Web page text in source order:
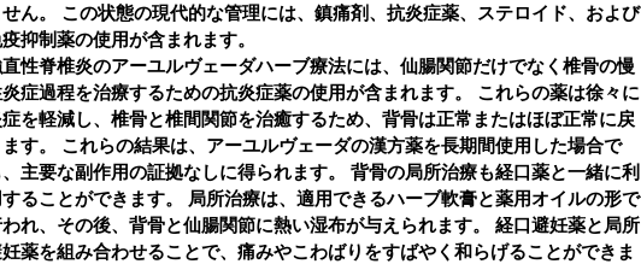
ん。
この状態の現代的な管理には、鎮痛剤、抗炎症薬、ステロイド、および
抑制薬の使用が含まれます。
性脊椎炎のアーユルヴェーダハーブ療法には、仙腸関節だけでなく椎骨の慢
症過程を治療するための抗炎症薬の使用が含まれます。
これらの薬は徐々に
を軽減し、椎骨と椎間関節を治癒するため、背骨は正常またはほぼ正常に戻
す。
これらの結果は、アーユルヴェーダの漢方薬を長期間使用した場合で
、主要な副作用の証拠なしに得られます。
背骨の局所治療も経口薬と一緒に利
ることができます。
局所治療は、適用できるハーブ軟膏と薬用オイルの形で
れ、その後、背骨と仙腸関節に熱い湿布が与えられます。
経口避妊薬と局所
薬を組み合わせることで、痛みやこわばりをすばやく和らげることができま